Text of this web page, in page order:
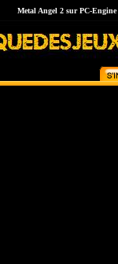
Metal Angel 2 sur PC-Engine